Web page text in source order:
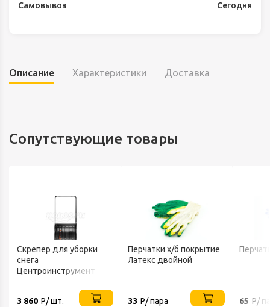
Самовывоз
Сегодня
Описание Характеристики Доставка
Сопутствующие товары
Скрепер для уборки
снега
Центроинструмент
3 860 Р/ шт.
Перчатки х/б покрытие
Латекс двойной
33 Р/ пара 65 Р/